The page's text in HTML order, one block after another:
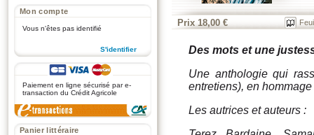
Mon compte
Vous n'êtes pas identifié
S'identifier
Paiement en ligne sécurisé par e-
transaction du Crédit Agricole
Panier littéraire
Prix 18,00 €
Des mots et une
Une anthologie qui
entretiens), en
Les autrices et auteurs :